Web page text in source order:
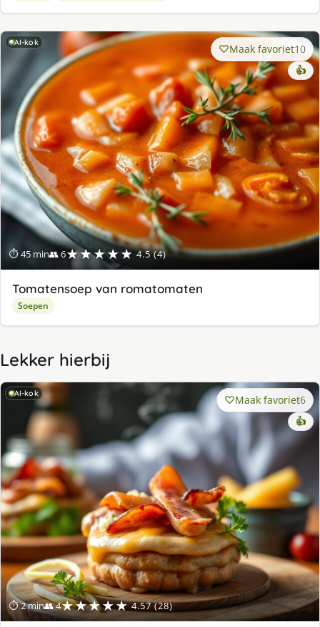
AI-kok
⏱ 45 min👥 6★★★★★ 4.5 (4)
Maak favoriet10
👍
Tomatensoep van romatomaten
Soepen
Lekker hierbij
AI-kok
⏱ 2 min👥 4★★★★★ 4.57 (28)
Maak favoriet6
👍